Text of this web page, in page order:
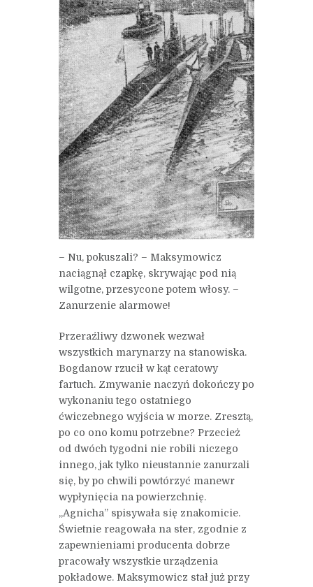
– Nu, pokuszali? – Maksymowicz
naciągnął czapkę, skrywając pod nią
wilgotne, przesycone potem włosy. –
Zanurzenie alarmowe!
Przeraźliwy dzwonek wezwał
wszystkich marynarzy na stanowiska.
Bogdanow rzucił w kąt ceratowy
fartuch. Zmywanie naczyń dokończy po
wykonaniu tego ostatniego
ćwiczebnego wyjścia w morze. Zresztą,
po co ono komu potrzebne? Przecież
od dwóch tygodni nie robili niczego
innego, jak tylko nieustannie zanurzali
się, by po chwili powtórzyć manewr
wypłynięcia na powierzchnię.
„Agnicha” spisywała się znakomicie.
Świetnie reagowała na ster, zgodnie z
zapewnieniami producenta dobrze
pracowały wszystkie urządzenia
pokładowe. Maksymowicz stał już przy